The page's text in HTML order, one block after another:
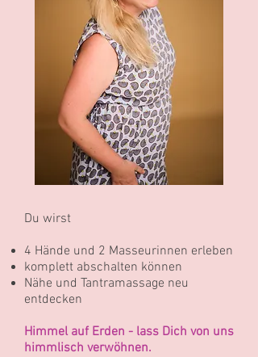
Du wirst
4 Hände und 2 Masseurinnen erleben
komplett abschalten können
Nähe und Tantramassage neu
entdecken
Himmel auf Erden - lass Dich von uns
himmlisch verwöhnen.